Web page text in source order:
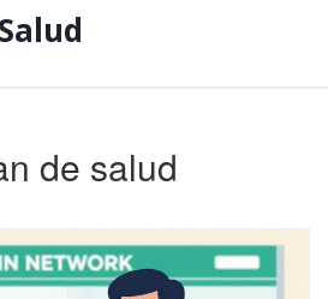
de salud